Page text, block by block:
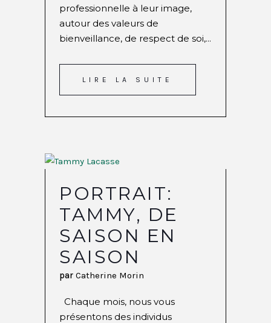
professionnelle à leur image,
autour des valeurs de
bienveillance, de respect de soi,...
LIRE LA SUITE
PORTRAIT:
TAMMY, DE
SAISON EN
SAISON
par Catherine Morin
Chaque mois, nous vous
présentons des individus